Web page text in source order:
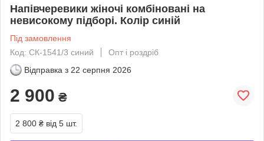
Напівчеревики жіночі комбіновані на
невисокому підборі. Колір синій
Під замовлення
Код: СК-1541/3 синий
Опт і роздріб
Відправка з 22 серпня 2026
2 900 ₴
2 800 ₴ від 5 шт.